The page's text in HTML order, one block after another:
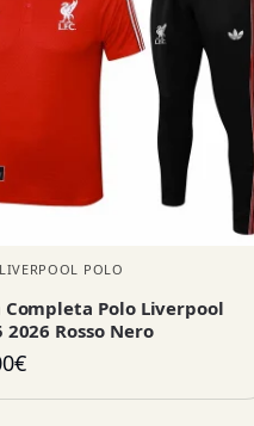
POLO
Completa Polo Liverpool
2026 Rosso Nero
€